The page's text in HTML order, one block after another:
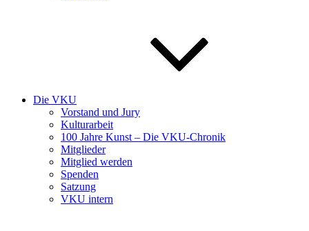
Die VKU
Vorstand und Jury
Kulturarbeit
100 Jahre Kunst – Die VKU-Chronik
Mitglieder
Mitglied werden
Spenden
Satzung
VKU intern